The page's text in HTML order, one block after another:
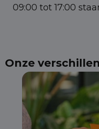
09:00 tot 17:00
Onze